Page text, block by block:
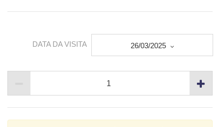
DATA DA VISITA 26/03/2025